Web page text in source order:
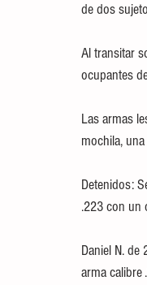
de dos
Al transitar
ocupantes
Las armas
mochila,
Detenidos:
.223 con un
Daniel N.
arma